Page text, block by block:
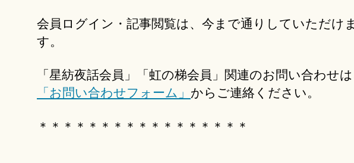
会員ログイン・記事閲覧は、今まで通りしていただけま
す。
「星紡夜話会員」「虹の梯会員」関連のお問い合わせは
「お問い合わせフォーム」 からご連絡ください。
＊＊＊＊＊＊＊＊＊＊＊＊＊＊＊＊＊